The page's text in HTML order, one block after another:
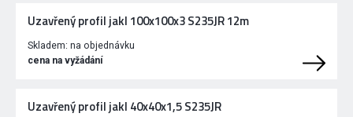
Uzavřený profil jakl 100x100x3 S235JR 12m
Skladem: na objednávku
cena na vyžádání
Uzavřený profil jakl 40x40x1,5 S235JR